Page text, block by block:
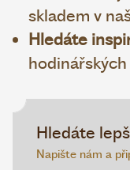
skladem v
Hledáte
Hledáte
Napište nám a